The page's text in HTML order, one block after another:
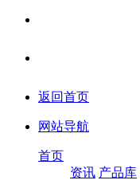
返回首页
网站导航
首页
资讯 产品库